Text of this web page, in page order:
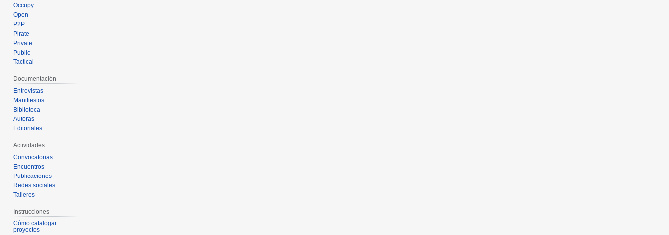
Occupy
Open
P2P
Pirate
Private
Public
Tactical
Documentación
Entrevistas
Manifiestos
Biblioteca
Autoras
Editoriales
Actividades
Convocatorias
Encuentros
Publicaciones
Redes sociales
Talleres
Instrucciones
Cómo catalogar
proyectos